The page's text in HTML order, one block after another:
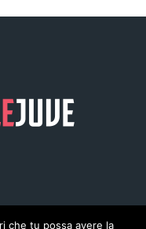
che tu possa avere la